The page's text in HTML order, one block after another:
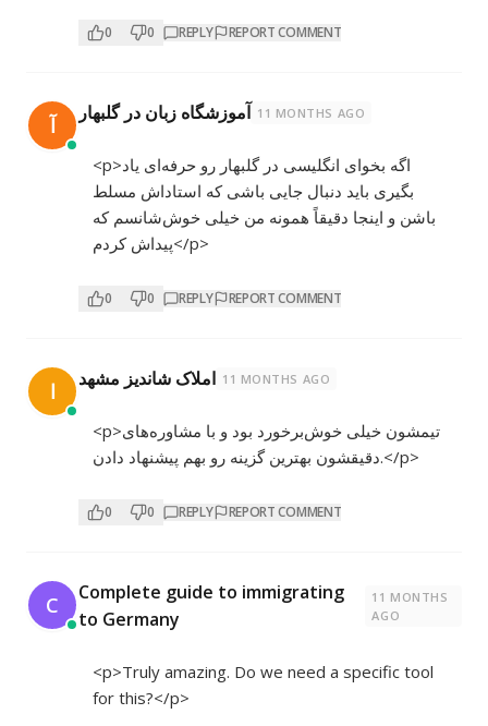
0 0 REPLY REPORT COMMENT
آ آموزشگاه زبان در گلبهار 11 MONTHS AGO
<p>اگه بخوای انگلیسی در گلبهار رو حرفه‌ای یاد
بگیری باید دنبال جایی باشی که استاداش مسلط
باشن و اینجا دقیقاً همونه من خیلی خوش‌شانسم که
پیداش کردم</p>
0 0 REPLY REPORT COMMENT
ا املاک شاندیز مشهد 11 MONTHS AGO
<p>تیمشون خیلی خوش‌برخورد بود و با مشاوره‌های
دقیقشون بهترین گزینه رو بهم پیشنهاد دادن.</p>
0 0 REPLY REPORT COMMENT
C
Complete guide to immigrating
to Germany
11 MONTHS
AGO
<p>Truly amazing. Do we need a specific tool
for this?</p>